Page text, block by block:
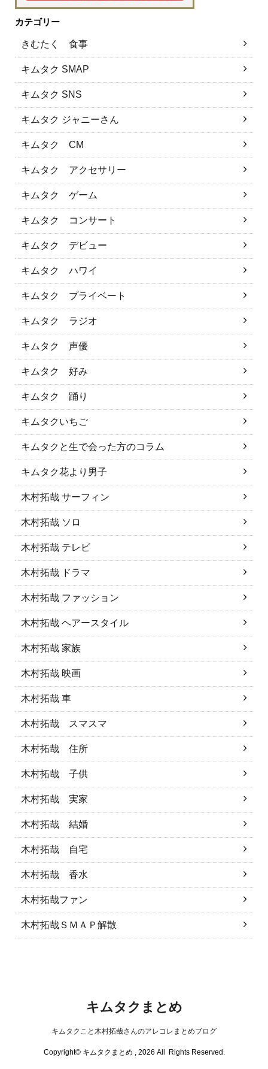
カテゴリー
きむたく 食事
キムタク SMAP
キムタク SNS
キムタク ジャニーさん
キムタク CM
キムタク アクセサリー
キムタク ゲーム
キムタク コンサート
キムタク デビュー
キムタク ハワイ
キムタク プライベート
キムタク ラジオ
キムタク 声優
キムタク 好み
キムタク 踊り
キムタクいちご
キムタクと生で会った方のコラム
キムタク花より男子
木村拓哉 サーフィン
木村拓哉 ソロ
木村拓哉 テレビ
木村拓哉 ドラマ
木村拓哉 ファッション
木村拓哉 ヘアースタイル
木村拓哉 家族
木村拓哉 映画
木村拓哉 車
木村拓哉 スマスマ
木村拓哉 住所
木村拓哉 子供
木村拓哉 実家
木村拓哉 結婚
木村拓哉 自宅
木村拓哉 香水
木村拓哉ファン
木村拓哉ＳＭＡＰ解散
キムタクまとめ
キムタクこと木村拓哉さんのアレコレまとめブログ
Copyright© キムタクまとめ , 2026 All Rights Reserved.